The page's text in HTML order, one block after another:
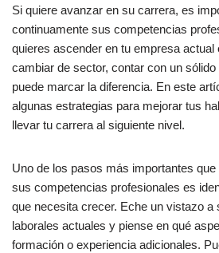
Si quiere avanzar en su carrera, es
continuamente sus competencias
quieres ascender en tu empresa actual
cambiar de sector, contar con un
puede marcar la diferencia. En este
algunas estrategias para mejorar tus
llevar tu carrera al siguiente nivel.
Uno de los pasos más importantes
sus competencias profesionales es
que necesita crecer. Eche un vistazo a
laborales actuales y piense en qué
formación o experiencia adicionales.